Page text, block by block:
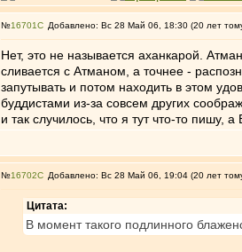
№16701 Добавлено: Вс 28 Май 06, 18:30 (20 лет
Нет, это не называется аханкарой.
сливается с Атманом, а точнее -
запутывать и потом находить в этом
буддистами из-за совсем других
и так случилось, что я тут что-то пишу,
№16702 Добавлено: Вс 28 Май 06, 19:04 (20 лет
Цитата:
В момент такого подлинного